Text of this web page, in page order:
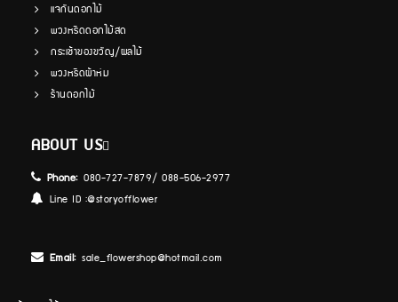
แจกันดอกไม้
พวงหรีดดอกไม้สด
กระเช้าของขวัญ/ผลไม้
พวงหรีดผ้าห่ม
ร้านดอกไม้
ABOUT US
Phone:080-727-7879/ 088-506-2977
Line ID :@storyofflower
Email: sale_flowershop@hotmail.com